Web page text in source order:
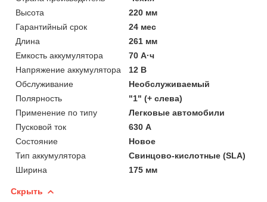
Высота
220 мм
Гарантийный срок
24 мес
Длина
261 мм
Емкость аккумулятора
70 А·ч
Напряжение аккумулятора
12 В
Обслуживание
Необслуживаемый
Полярность
"1" (+ слева)
Применение по типу
Легковые автомобили
Пусковой ток
630 А
Состояние
Новое
Тип аккумулятора
Свинцово-кислотные (SLA)
Ширина
175 мм
Скрыть